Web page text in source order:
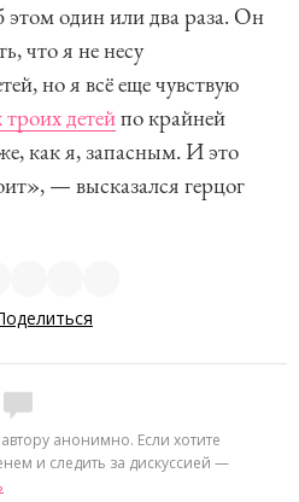
один или два раза. Он
что я не несу
но я всё еще чувствую
детейпо крайней
как я, запасным. И это
— высказался герцог
анонимно. Если хотите
и следить за дискуссией —